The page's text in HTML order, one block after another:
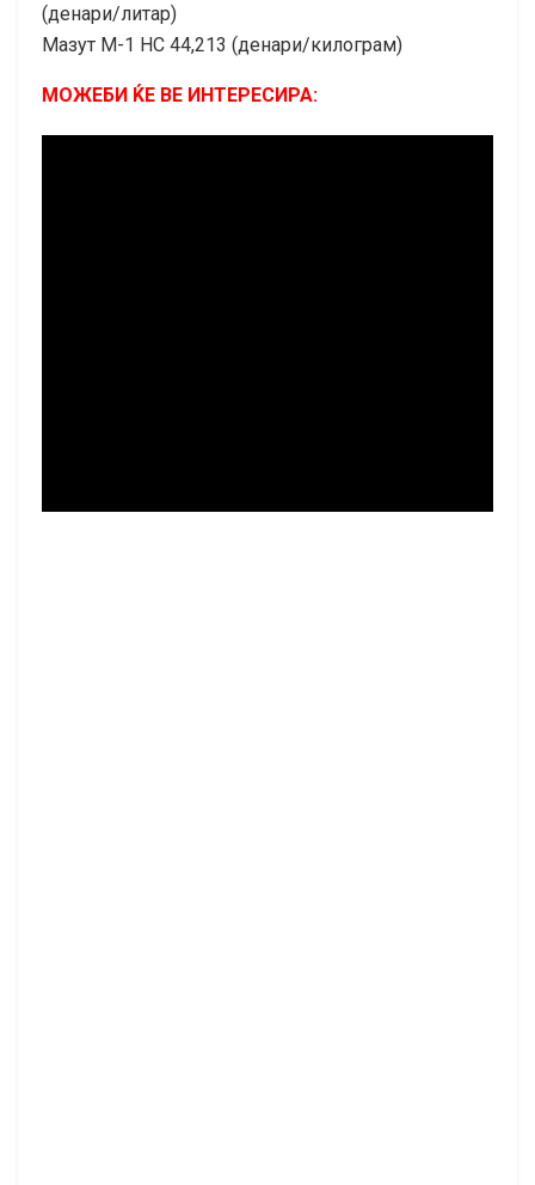
(денари/литар)
Мазут М-1 НС 44,213 (денари/килограм)
МОЖЕБИ ЌЕ ВЕ ИНТЕРЕСИРА: